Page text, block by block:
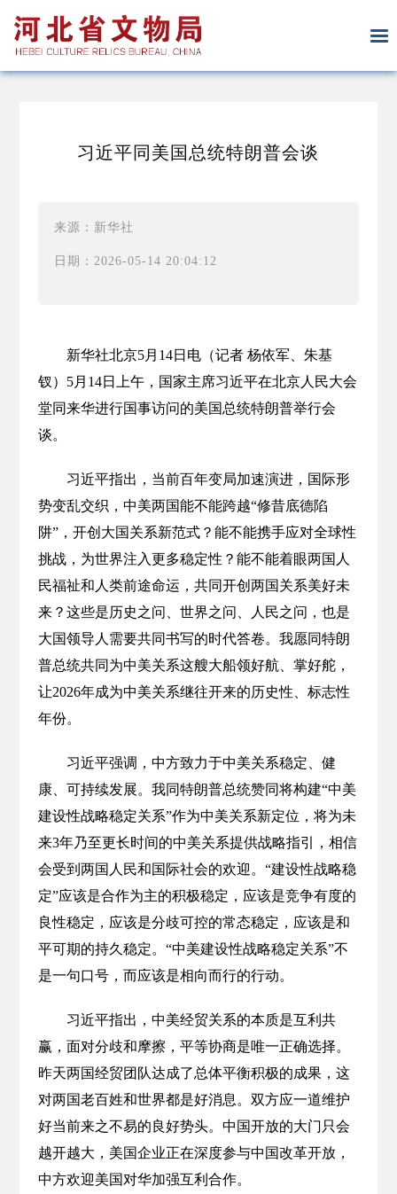
习近平同美国总统特朗普会谈
来源：新华社
日期：2026-05-14 20:04:12
新华社北京5月14日电（记者 杨依军、朱基
钗）5月14日上午，国家主席习近平在北京人民大会
堂同来华进行国事访问的美国总统特朗普举行会
谈。
习近平指出，当前百年变局加速演进，国际形
势变乱交织，中美两国能不能跨越“修昔底德陷
阱”，开创大国关系新范式？能不能携手应对全球性
挑战，为世界注入更多稳定性？能不能着眼两国人
民福祉和人类前途命运，共同开创两国关系美好未
来？这些是历史之问、世界之问、人民之问，也是
大国领导人需要共同书写的时代答卷。我愿同特朗
普总统共同为中美关系这艘大船领好航、掌好舵，
让2026年成为中美关系继往开来的历史性、标志性
年份。
习近平强调，中方致力于中美关系稳定、健
康、可持续发展。我同特朗普总统赞同将构建“中美
建设性战略稳定关系”作为中美关系新定位，将为未
来3年乃至更长时间的中美关系提供战略指引，相信
会受到两国人民和国际社会的欢迎。“建设性战略稳
定”应该是合作为主的积极稳定，应该是竞争有度的
良性稳定，应该是分歧可控的常态稳定，应该是和
平可期的持久稳定。“中美建设性战略稳定关系”不
是一句口号，而应该是相向而行的行动。
习近平指出，中美经贸关系的本质是互利共
赢，面对分歧和摩擦，平等协商是唯一正确选择。
昨天两国经贸团队达成了总体平衡积极的成果，这
对两国老百姓和世界都是好消息。双方应一道维护
好当前来之不易的良好势头。中国开放的大门只会
越开越大，美国企业正在深度参与中国改革开放，
中方欢迎美国对华加强互利合作。